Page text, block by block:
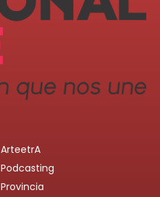
ArteetrA
Podcasting
Provincia